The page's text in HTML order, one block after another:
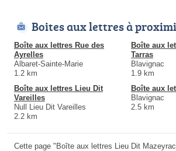
Boites aux lettres à
Boîte aux lettres Rue des
Ayrelles
Albaret-Sainte-Marie
1.2 km
Boîte aux
Tarras
Blavignac
1.9 km
Boîte aux lettres Lieu Dit
Vareilles
Null Lieu Dit Vareilles
2.2 km
Boîte aux
Blavignac
2.5 km
Cette page "Boîte aux lettres Lieu Dit